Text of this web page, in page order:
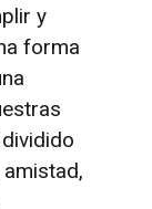
y
forma